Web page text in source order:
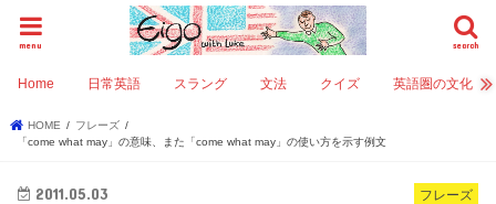
search
menu
Home 日常英語 スラング 文法 クイズ 英語圏の文化
HOME
フレーズ
「come what may」の意味、また「come what may」の使い方を示す例文
フレーズ
2011.05.03